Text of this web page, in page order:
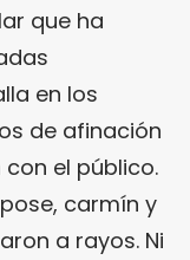
que ha
en los
de afinación
el público.
carmín y
a rayos. Ni